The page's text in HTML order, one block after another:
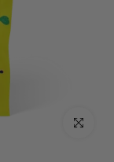
Click